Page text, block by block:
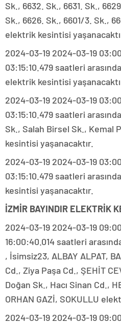
Sk., 6632. Sk., 6631. Sk.,
Sk., 6626. Sk., 6601/3. Sk.,
elektrik kesintisi
2024-03-19 2024-03-19
03:15:10.479 saatleri
elektrik kesintisi
2024-03-19 2024-03-19
03:15:10.479 saatleri
Sk., Salah Birsel Sk., Kemal
kesintisi yaşanacaktır.
2024-03-19 2024-03-19
03:15:10.479 saatleri
kesintisi yaşanacaktır.
İZMİR BAYINDIR ELEKTRİK
2024-03-19 2024-03-19
16:00:40.014 saatleri
, İsimsiz23, ALBAY ALPAT,
Cd., Ziya Paşa Cd., ŞEHİT
Doğan Sk., Hacı Sinan Cd.,
ORHAN GAZİ, SOKULLU
2024-03-19 2024-03-19